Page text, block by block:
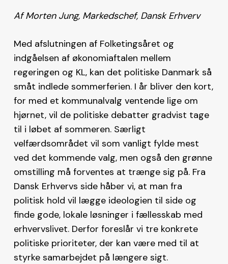
Af Morten Jung, Markedschef, Dansk Erhverv
Med afslutningen af Folketingsåret og
indgåelsen af økonomiaftalen mellem
regeringen og KL, kan det politiske Danmark så
småt indlede sommerferien. I år bliver den kort,
for med et kommunalvalg ventende lige om
hjørnet, vil de politiske debatter gradvist tage
til i løbet af sommeren. Særligt
velfærdsområdet vil som vanligt fylde mest
ved det kommende valg, men også den grønne
omstilling må forventes at trænge sig på. Fra
Dansk Erhvervs side håber vi, at man fra
politisk hold vil lægge ideologien til side og
finde gode, lokale løsninger i fællesskab med
erhvervslivet. Derfor foreslår vi tre konkrete
politiske prioriteter, der kan være med til at
styrke samarbejdet på længere sigt.